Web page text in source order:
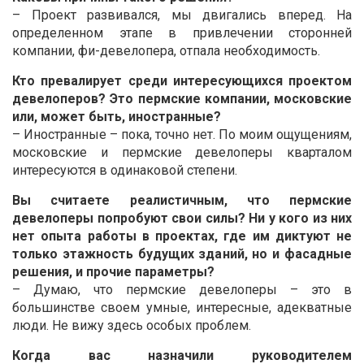
– Проект развивался, мы двигались вперед. На
определенном этапе в привлечении сторонней
компании, фи-девелопера, отпала необходимость.
Кто превалирует среди интересующихся проектом
девелоперов? Это пермские компании, московские
или, может быть, иностранные?
– Иностранные – пока, точно нет. По моим ощущениям,
московские и пермские девелоперы кварталом
интересуются в одинаковой степени.
Вы считаете реалистичным, что пермские
девелоперы попробуют свои силы? Ни у кого из них
нет опыта работы в проектах, где им диктуют не
только этажность будущих зданий, но и фасадные
решения, и прочие параметры?
– Думаю, что пермские девелоперы – это в
большинстве своем умные, интересные, адекватные
люди. Не вижу здесь особых проблем.
Когда вас назначили руководителем